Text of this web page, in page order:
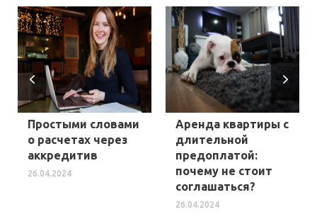
Простыми словами
о расчетах через
аккредитив
26.04.2024
Аренда квартиры с
длительной
предоплатой:
почему не стоит
соглашаться?
26.04.2024